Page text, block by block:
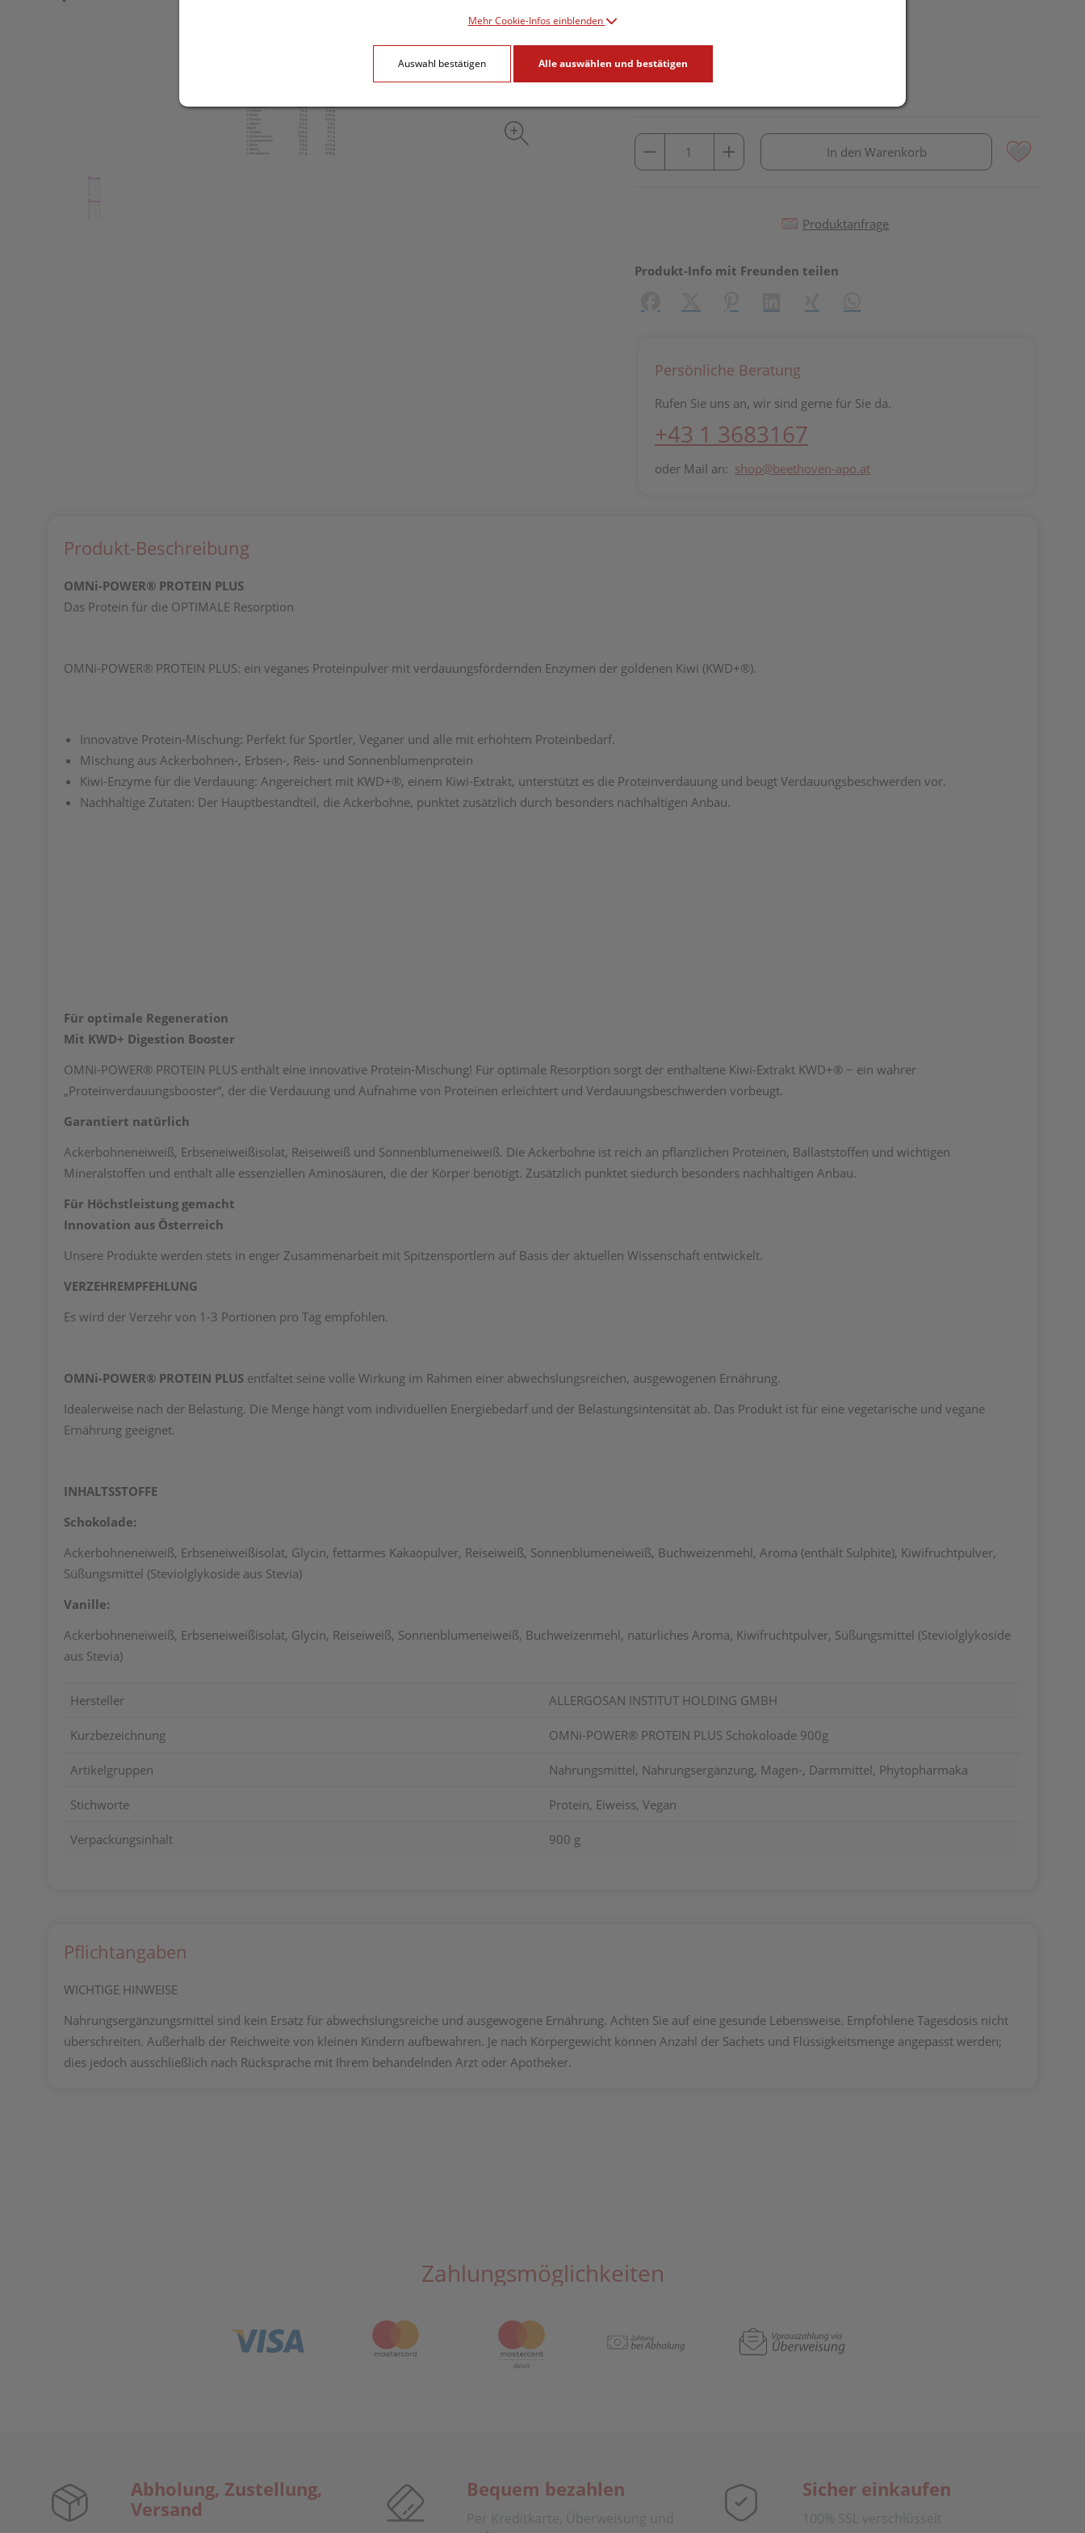
lieferbar
In den Warenkorb
Produktanfrage
Produkt-Info mit Freunden teilen
Persönliche Beratung
Rufen Sie uns an, wir sind gerne für Sie da.
+43 1 3683167
oder Mail an: shop@beethoven-apo.at
Produkt-Beschreibung
OMNi-POWER® PROTEIN PLUS
Das Protein für die OPTIMALE Resorption
OMNi-POWER® PROTEIN PLUS: ein veganes Proteinpulver mit verdauungsfördernden Enzymen der goldenen Kiwi (KWD+®).
Innovative Protein-Mischung: Perfekt für Sportler, Veganer und alle mit erhöhtem Proteinbedarf.
Mischung aus Ackerbohnen-, Erbsen-, Reis- und Sonnenblumenprotein
Kiwi-Enzyme für die Verdauung: Angereichert mit KWD+®, einem Kiwi-Extrakt, unterstützt es die Proteinverdauung und beugt Verdauungsbeschwerden vor.
Nachhaltige Zutaten: Der Hauptbestandteil, die Ackerbohne, punktet zusätzlich durch besonders nachhaltigen Anbau.
Für optimale Regeneration
Mit KWD+ Digestion Booster
OMNi-POWER® PROTEIN PLUS enthält eine innovative Protein-Mischung! Für optimale Resorption sorgt der enthaltene Kiwi-Extrakt KWD+® − ein wahrer
„Proteinverdauungsbooster“, der die Verdauung und Aufnahme von Proteinen erleichtert und Verdauungsbeschwerden vorbeugt.
Garantiert natürlich
Ackerbohneneiweiß, Erbseneiweißisolat, Reiseiweiß und Sonnenblumeneiweiß. Die Ackerbohne ist reich an pflanzlichen Proteinen, Ballaststoffen und wichtigen
Mineralstoffen und enthält alle essenziellen Aminosäuren, die der Körper benötigt. Zusätzlich punktet siedurch besonders nachhaltigen Anbau.
Für Höchstleistung gemacht
Innovation aus Österreich
Unsere Produkte werden stets in enger Zusammenarbeit mit Spitzensportlern auf Basis der aktuellen Wissenschaft entwickelt.
VERZEHREMPFEHLUNG
Es wird der Verzehr von 1-3 Portionen pro Tag empfohlen.
OMNi-POWER® PROTEIN PLUS entfaltet seine volle Wirkung im Rahmen einer abwechslungsreichen, ausgewogenen Ernährung.
Idealerweise nach der Belastung. Die Menge hängt vom individuellen Energiebedarf und der Belastungsintensität ab. Das Produkt ist für eine vegetarische und vegane
Ernährung geeignet.
INHALTSSTOFFE
Schokolade:
Ackerbohneneiweiß, Erbseneiweißisolat, Glycin, fettarmes Kakaopulver, Reiseiweiß, Sonnenblumeneiweiß, Buchweizenmehl, Aroma (enthält Sulphite), Kiwifruchtpulver,
Süßungsmittel (Steviolglykoside aus Stevia)
Vanille:
Ackerbohneneiweiß, Erbseneiweißisolat, Glycin, Reiseiweiß, Sonnenblumeneiweiß, Buchweizenmehl, natürliches Aroma, Kiwifruchtpulver, Süßungsmittel (Steviolglykoside
aus Stevia)
Hersteller ALLERGOSAN INSTITUT HOLDING GMBH
Kurzbezeichnung OMNi-POWER® PROTEIN PLUS Schokoloade 900g
Artikelgruppen Nahrungsmittel, Nahrungsergänzung, Magen-, Darmmittel, Phytopharmaka
Stichworte Protein, Eiweiss, Vegan
Verpackungsinhalt 900 g
Pflichtangaben
WICHTIGE HINWEISE
Nahrungsergänzungsmittel sind kein Ersatz für abwechslungsreiche und ausgewogene Ernährung. Achten Sie auf eine gesunde Lebensweise. Empfohlene Tagesdosis nicht
überschreiten. Außerhalb der Reichweite von kleinen Kindern aufbewahren. Je nach Körpergewicht können Anzahl der Sachets und Flüssigkeitsmenge angepasst werden;
dies jedoch ausschließlich nach Rücksprache mit Ihrem behandelnden Arzt oder Apotheker.
Zahlungsmöglichkeiten
Abholung, Zustellung,
Versand
Bequem bezahlen
Per Kreditkarte, Überweisung und
Sicher einkaufen
100% SSL verschlüsselt
Mehr Cookie-Infos einblenden
Auswahl bestätigen Alle auswählen und bestätigen